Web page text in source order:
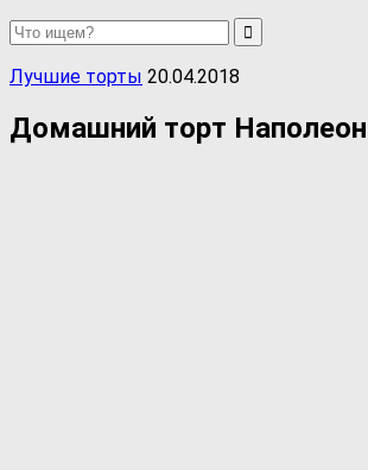
Лучшие торты 20.04.2018
Домашний торт